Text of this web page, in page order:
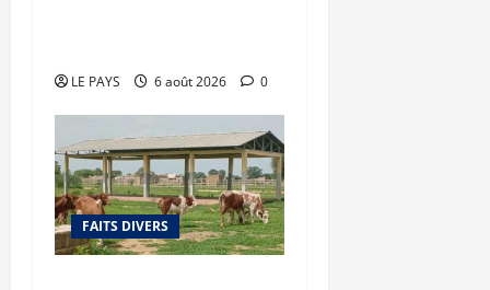
LE PAYS 6 août 2026 0
FAITS DIVERS